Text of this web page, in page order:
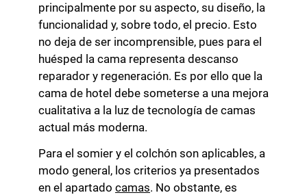
principalmente por su aspecto, su diseño, la
funcionalidad y, sobre todo, el precio. Esto
no deja de ser incomprensible, pues para el
huésped la cama representa descanso
reparador y regeneración. Es por ello que la
cama de hotel debe someterse a una mejora
cualitativa a la luz de tecnología de camas
actual más moderna.
Para el somier y el colchón son aplicables, a
modo general, los criterios ya presentados
en el apartado camas. No obstante, es